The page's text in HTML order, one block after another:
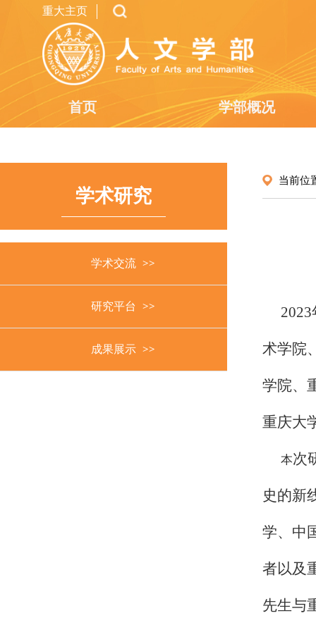
重大主页
首页 学部概况
学术研究
学术交流
研究平台
成果展示
当前位
2023
术学院
学院、
重庆大
本次
史的新
学、中
者以及
先生与